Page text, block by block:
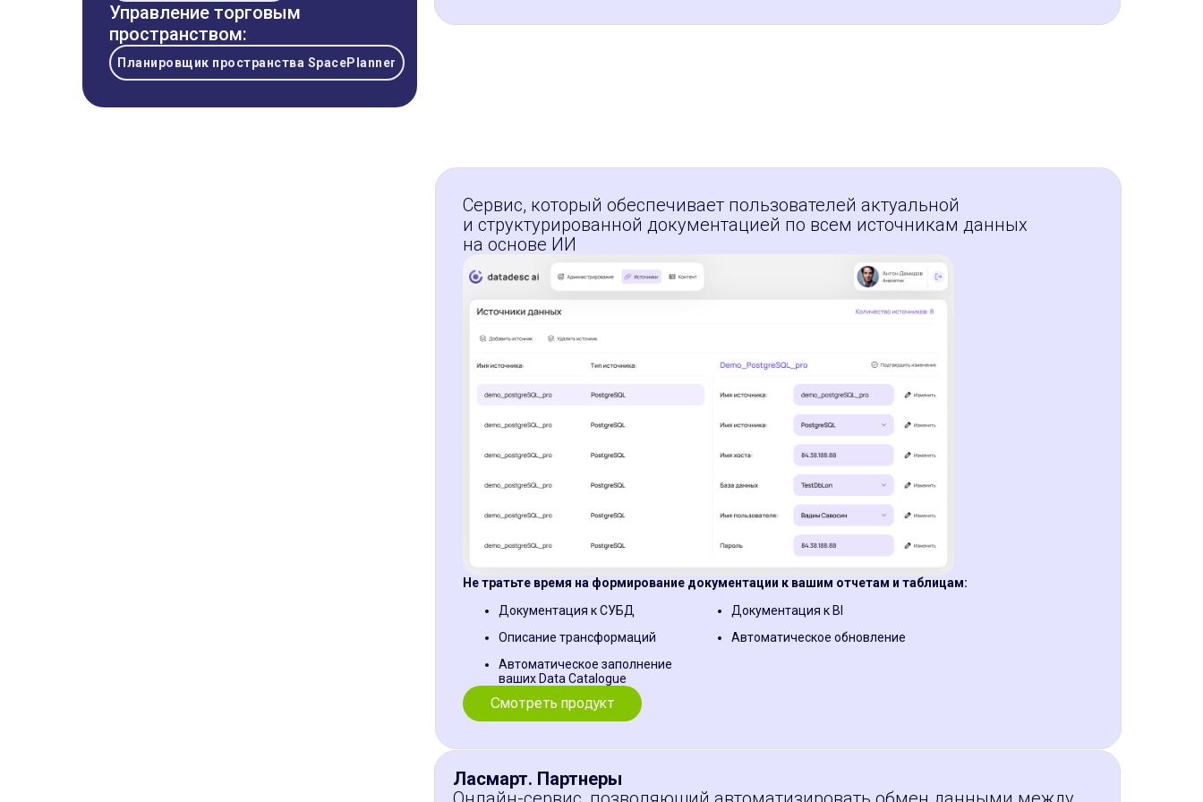
Управление торговым
пространством:
Планировщик пространства SpacePlanner
Сервис, который обеспечивает пользователей актуальной
и структурированной документацией по всем источникам данных
на основе ИИ
Не тратьте время на формирование документации к вашим отчетам и таблицам:
Документация к СУБД
Документация к BI
Описание трансформаций
Автоматическое обновление
Автоматическое заполнение
ваших Data Catalogue
Смотреть продукт
Ласмарт. Партнеры